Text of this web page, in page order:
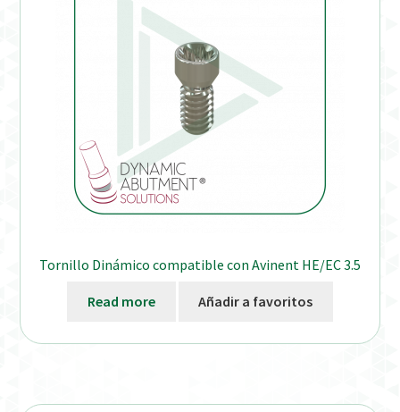
Tornillo Dinámico compatible con Avinent HE/EC 3.5
Read more Añadir a favoritos